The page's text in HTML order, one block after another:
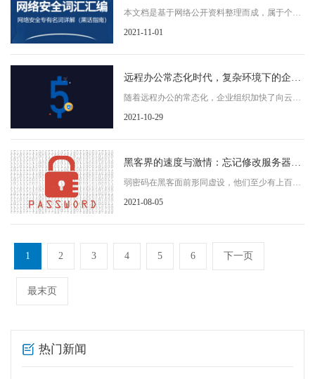
本文档是基于网络公开资料整理而成，属于个人
笔记性质。主要内容是汇编了一些网络安全的词
2021-11-01
远程办公常态化时代，复杂环境下的企业
随着远程办公的常态化，企业组织加快了向云端
迁移的步伐。Radware最近发布了《Web应用程序
2021-10-29
黑客界的速度与激情：忘记修改服务器弱
弱密码在黑客面前形同虚设，他们至少有上百种
方法来进行破解，多则2小时，少则5秒，就能成
2021-08-05
1 2 3 4 5 6 下一页
最末页
热门新闻